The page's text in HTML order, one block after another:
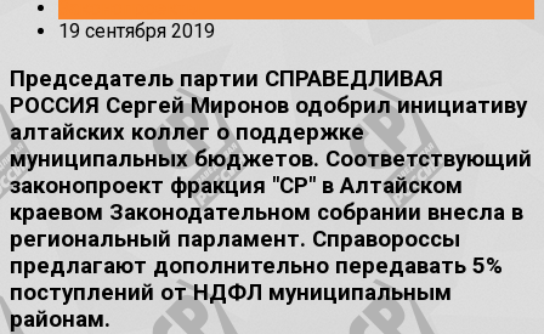
19 сентября 2019
Председатель партии СПРАВЕДЛИВАЯ
РОССИЯ Сергей Миронов одобрил инициативу
алтайских коллег о поддержке
муниципальных бюджетов. Соответствующий
законопроект фракция "СР" в Алтайском
краевом Законодательном собрании внесла в
региональный парламент. Справороссы
предлагают дополнительно передавать 5%
поступлений от НДФЛ муниципальным
районам.